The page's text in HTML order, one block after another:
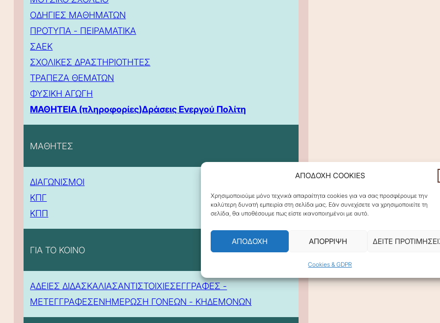
ΑΠΟΔΟΧΗ COOKIES
Χρησιμοποιούμε μόνο τεχνικά απαραίτητα cookies για να σας προσφέρουμε την
καλύτερη δυνατή εμπειρία στη σελίδα μας. Εάν συνεχίσετε να χρησιμοποιείτε τη
σελίδα, θα υποθέσουμε πως είστε ικανοποιημένοι με αυτό.
ΑΠΟΔΟΧΗ ΑΠΟΡΡΙΨΗ ΔΕΙΤΕ
Cookies & GDPR
ΟΔΗΓΙΕΣ ΜΑΘΗΜΑΤΩΝ
ΠΡΟΤΥΠΑ - ΠΕΙΡΑΜΑΤΙΚΑ
ΣΑΕΚ
ΣΧΟΛΙΚΕΣ ΔΡΑΣΤΗΡΙΟΤΗΤΕΣ
ΤΡΑΠΕΖΑ ΘΕΜΑΤΩΝ
ΦΥΣΙΚΗ ΑΓΩΓΗ
ΜΑΘΗΤΕΙΑ (πληροφορίες)Δράσεις Ενεργού Πολίτη
ΜΑΘΗΤΕΣ
ΔΙΑΓΩΝΙΣΜΟΙ
ΚΠΓ
ΚΠΠ
ΓΙΑ ΤΟ ΚΟΙΝΟ
ΑΔΕΙΕΣ ΔΙΔΑΣΚΑΛΙΑΣΑΝΤΙΣΤΟΙΧΙΕΣΕΓΓΡΑΦΕΣ -
ΜΕΤΕΓΓΡΑΦΕΣΕΝΗΜΕΡΩΣΗ ΓΟΝΕΩΝ - ΚΗΔΕΜΟΝΩΝ